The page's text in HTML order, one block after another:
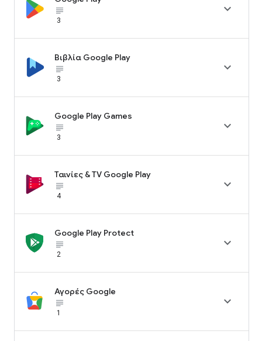
subject_black
3

Βιβλία Google Play
subject_black
3

Google Play Games
subject_black
3

Ταινίες & TV Google Play
subject_black
4

Google Play Protect
subject_black
2

Αγορές Google
subject_black
1
